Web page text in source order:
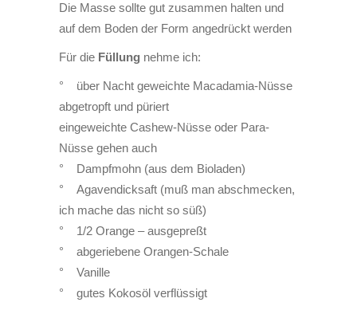
Die Masse sollte gut zusammen halten und
auf dem Boden der Form angedrückt werden
Für die Füllung nehme ich:
° über Nacht geweichte Macadamia-Nüsse
abgetropft und püriert
eingeweichte Cashew-Nüsse oder Para-
Nüsse gehen auch
° Dampfmohn (aus dem Bioladen)
° Agavendicksaft (muß man abschmecken,
ich mache das nicht so süß)
° 1/2 Orange – ausgepreßt
° abgeriebene Orangen-Schale
° Vanille
° gutes Kokosöl verflüssigt